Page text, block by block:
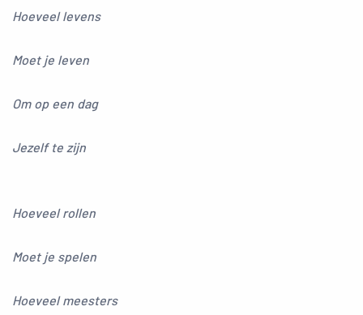
Hoeveel levens
Moet je leven
Om op een dag
Jezelf te zijn
Hoeveel rollen
Moet je spelen
Hoeveel meesters